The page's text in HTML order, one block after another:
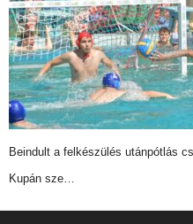
Beindult a felkészülés utánpótlás
Kupán sze…